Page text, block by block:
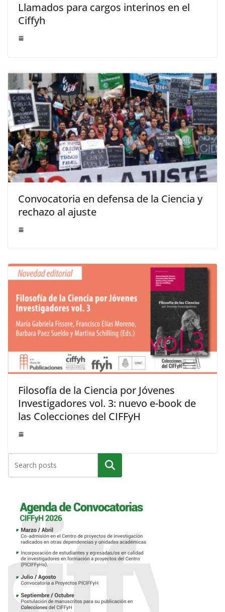
Llamados para cargos interinos en el
Ciffyh
Convocatoria en defensa de la Ciencia y
rechazo al ajuste
Filosofía de la Ciencia por Jóvenes
Investigadores vol. 3: nuevo e-book de
las Colecciones del CIFFyH
Buscar